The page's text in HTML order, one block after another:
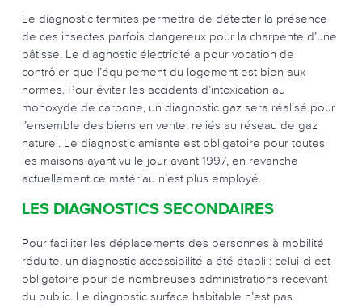
Le diagnostic termites permettra de détecter la présence
de ces insectes parfois dangereux pour la charpente d’une
bâtisse. Le diagnostic électricité a pour vocation de
contrôler que l’équipement du logement est bien aux
normes. Pour éviter les accidents d’intoxication au
monoxyde de carbone, un diagnostic gaz sera réalisé pour
l’ensemble des biens en vente, reliés au réseau de gaz
naturel. Le diagnostic amiante est obligatoire pour toutes
les maisons ayant vu le jour avant 1997, en revanche
actuellement ce matériau n’est plus employé.
LES DIAGNOSTICS SECONDAIRES
Pour faciliter les déplacements des personnes à mobilité
réduite, un diagnostic accessibilité a été établi : celui-ci est
obligatoire pour de nombreuses administrations recevant
du public. Le diagnostic surface habitable n’est pas